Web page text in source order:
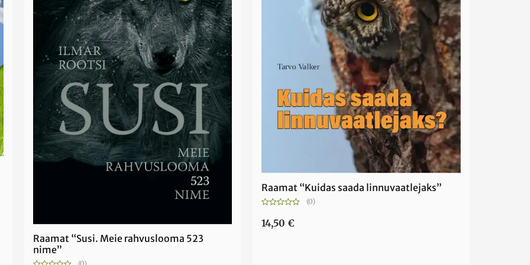
Raamat “Susi. Meie rahvuslooma 523
nime”
Raamat “Kuidas saada linnuvaatlejaks”
0
/
(0)
14,50€